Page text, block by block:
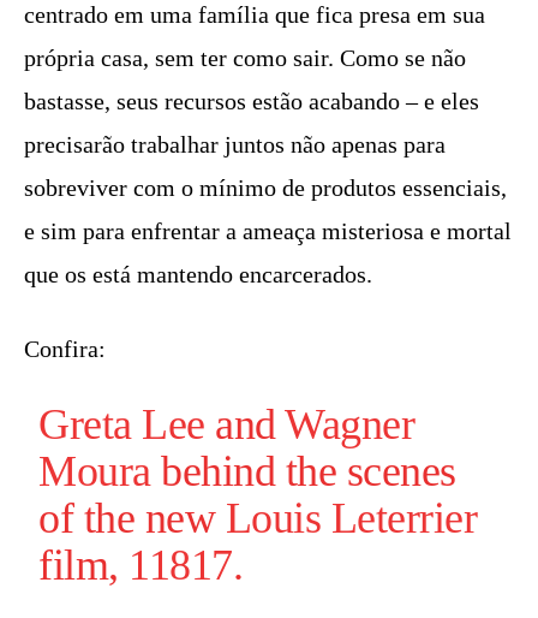
centrado em uma família que fica presa em sua
própria casa, sem ter como sair. Como se não
bastasse, seus recursos estão acabando – e eles
precisarão trabalhar juntos não apenas para
sobreviver com o mínimo de produtos essenciais,
e sim para enfrentar a ameaça misteriosa e mortal
que os está mantendo encarcerados.
Confira:
Greta Lee andWagner
Mourabehind the scenes
of the new Louis Leterrier
film, 11817.